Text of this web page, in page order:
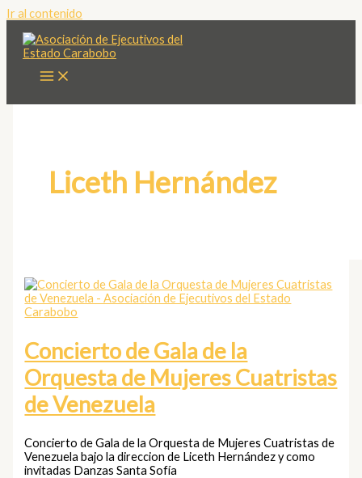
Ir al contenido
Liceth Hernández
Concierto de Gala de la
Orquesta de Mujeres Cuatristas
de Venezuela
Concierto de Gala de la Orquesta de Mujeres Cuatristas de
Venezuela bajo la direccion de Liceth Hernández y como
invitadas Danzas Santa Sofía